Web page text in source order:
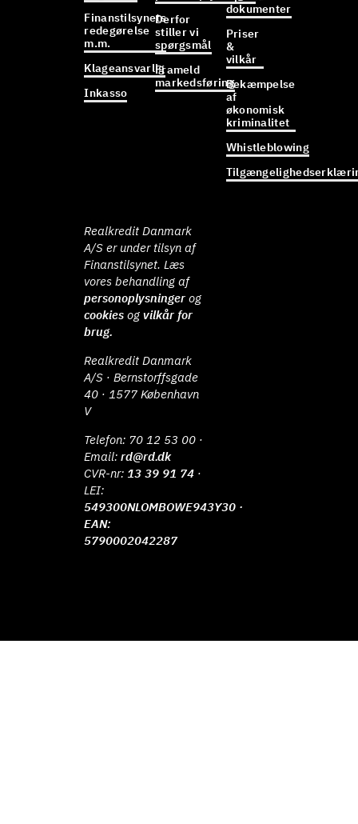
Finanstilsynets
redegørelse
m.m.
Klageansvarlig
Inkasso
Derfor
stiller vi
spørgsmål
Frameld
markedsføring
dokumenter
Priser
&
vilkår
Bekæmpelse
af
økonomisk
kriminalitet
Whistleblowing
Realkredit Danmark
A/S er under tilsyn af
Finanstilsynet. Læs
vores behandling af
personoplysninger og
cookies ogvilkår for
brug.
Realkredit Danmark
A/S · Bernstorffsgade
40 · 1577 København
V
Telefon: 70 12 53 00 ·
Email:rd@rd.dk
CVR-nr: 13 39 91 74 ·
LEI:
549300NLOMBOWE943Y30 ·
EAN:
5790002042287